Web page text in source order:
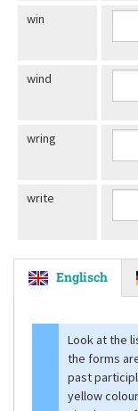
win
wind
wring
write
Englisch
Look at the
the forms
past
yellow